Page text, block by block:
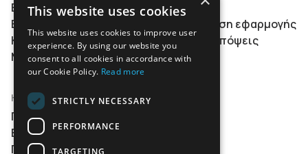
Ενσωματώσεις &
Επεκτασιμότητα
Κατά τη Διάρκεια και
Μετά την Εκδήλωση
Τιμές
Παρουσίαση εφαρμογής
Άρθρα & απόψεις
Η ΕΤΑΙΡΕΊΑ
Ποιοι είμαστε
Επικοινωνία
Γίνετε συνεργάτης
This website uses cookies
This website uses cookies to improve user
experience. By using our website you
consent to all cookies in accordance with
our Cookie Policy. Read more
STRICTLY NECESSARY
PERFORMANCE
TARGETING